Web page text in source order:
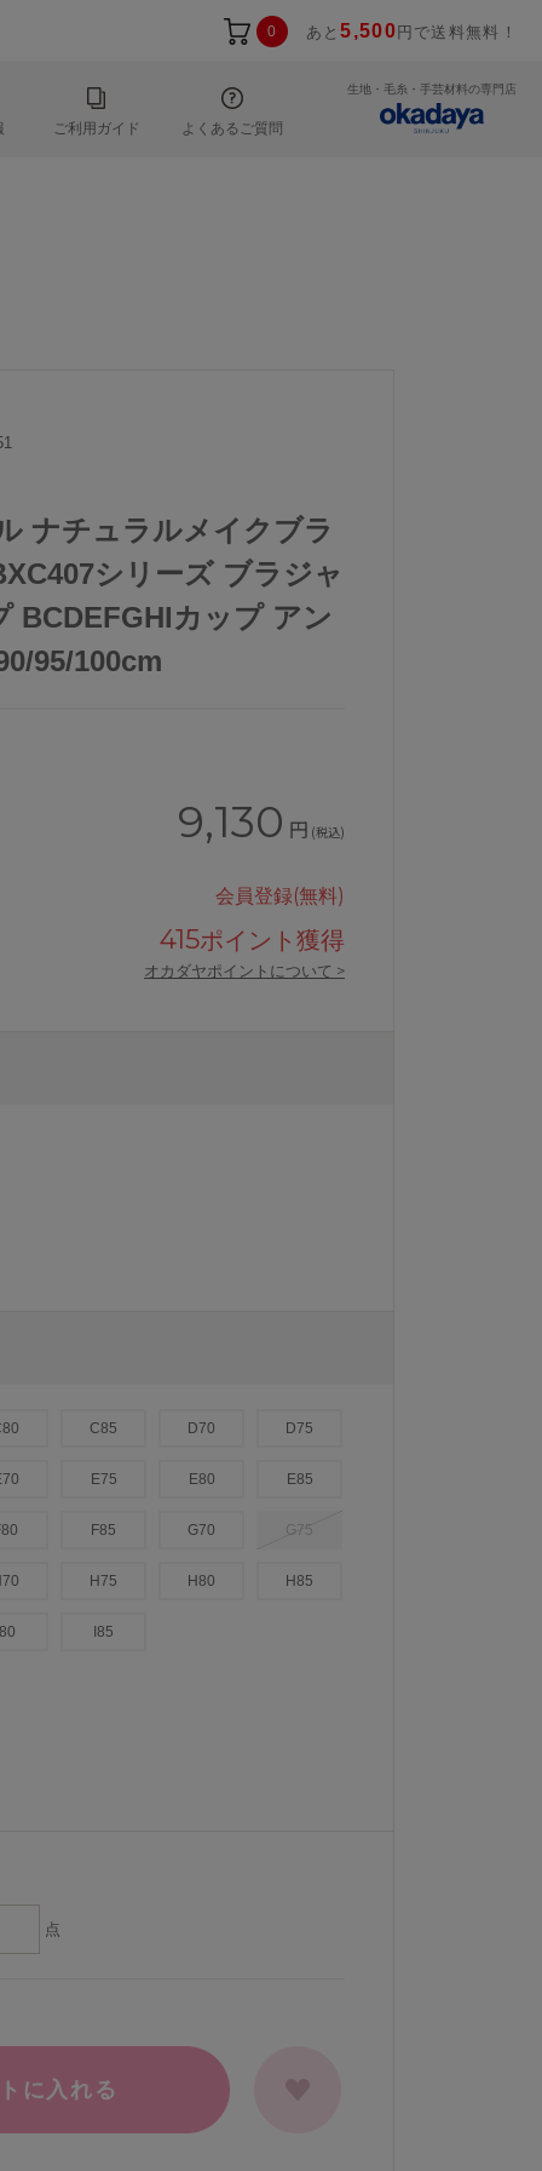
0 あと5,500 円で送料無料！
ご利用ガイド よくあるご質問
生地・毛糸・手芸材料の専門店
ナチュラルメイクブラ
シリーズ ブラジャ
BCDEFGHIカップ アン
95/100cm
9,130 円 (税込)
会員登録(無料)
415ポイント獲得
オカダヤポイントについて >
C85 D70 D75
E75 E80 E85
F85 G70 G75
H75 H80 H85
I85
点
に入れる